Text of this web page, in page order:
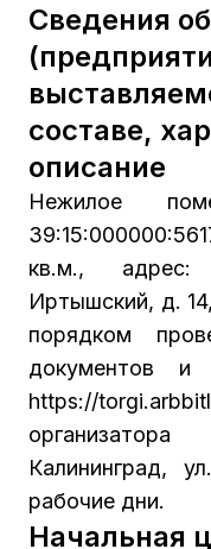
Сведения
составе,
описание
Нежилое
кв.м.,
Иртышский, д.
порядком
документов
https://
Калининград,
рабочие дни.
Начальная